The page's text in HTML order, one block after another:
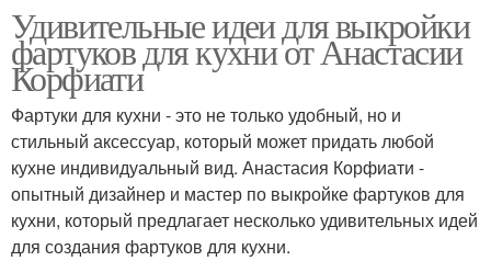
Удивительные идеи для выкройки
фартуков для кухни от Анастасии
Корфиати
Фартуки для кухни - это не только удобный, но и
стильный аксессуар, который может придать любой
кухне индивидуальный вид. Анастасия Корфиати -
опытный дизайнер и мастер по выкройке фартуков для
кухни, который предлагает несколько удивительных идей
для создания фартуков для кухни.